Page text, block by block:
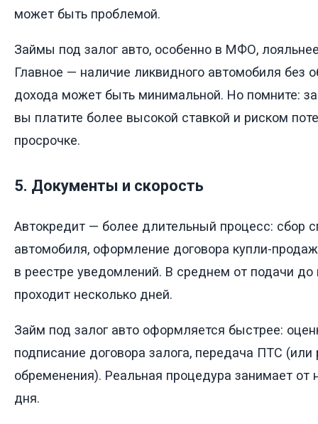
может быть проблемой.
Займы под залог авто, особенно в МФО,
Главное — наличие ликвидного автомобиля без
дохода может быть минимальной. Но помните: за
вы платите более высокой ставкой и риском
просрочке.
5. Документы и скорость
Автокредит — более длительный процесс: сбор
автомобиля, оформление договора купли-
в реестре уведомлений. В среднем от подачи до
проходит несколько дней.
Займ под залог авто оформляется быстрее:
подписание договора залога, передача ПТС (или
обременения). Реальная процедура занимает от
дня.